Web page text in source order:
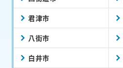
君津市
八街市
白井市